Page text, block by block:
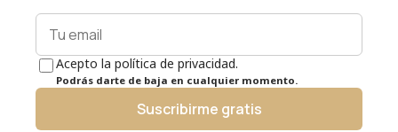
Acepto la política de privacidad.
Podrás darte de baja en cualquier momento.
Suscribirme gratis